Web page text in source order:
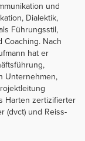
und
Dialektik,
Führungsstil,
Coaching. Nach
hat er
Unternehmen,
Harten zertizifierter
(dvct) und Reiss-